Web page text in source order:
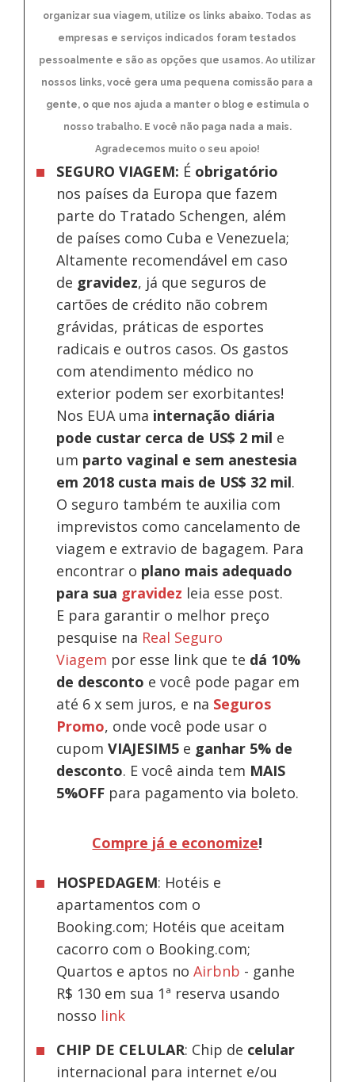
organizar sua viagem, utilize os links abaixo. Todas as
empresas e serviços indicados foram testados
pessoalmente e são as opções que usamos. Ao utilizar
nossos links, você gera uma pequena comissão para a
gente, o que nos ajuda a manter o blog e estimula o
nosso trabalho. E você não paga nada a mais.
Agradecemos muito o seu apoio!
SEGURO VIAGEM: É obrigatório
nos países da Europa que fazem
parte do Tratado Schengen, além
de países como Cuba e Venezuela;
Altamente recomendável em caso
de gravidez, já que seguros de
cartões de crédito não cobrem
grávidas, práticas de esportes
radicais e outros casos. Os gastos
com atendimento médico no
exterior podem ser exorbitantes!
Nos EUA uma internação diária
pode custar cerca de US$ 2 mil e
um parto vaginal e sem anestesia
em 2018 custa mais de US$ 32 mil.
O seguro também te auxilia com
imprevistos como cancelamento de
viagem e extravio de bagagem. Para
encontrar o plano mais adequado
para sua gravidez leia esse post.
E para garantir o melhor preço
pesquise na Real Seguro
Viagem por esse link que te dá 10%
de desconto e você pode pagar em
até 6 x sem juros, e na Seguros
Promo, onde você pode usar o
cupomVIAJESIM5 e ganhar 5% de
desconto. E você ainda tem MAIS
5%OFF para pagamento via boleto.
Compre já e economize!
HOSPEDAGEM: Hotéis e
apartamentos com o
Booking.com; Hotéis que aceitam
cacorro com o Booking.com;
Quartos e aptos noAirbnb - ganhe
R$ 130 em sua 1ª reserva usando
nosso link
CHIP DE CELULAR: Chip de celular
internacional para internet e/ou